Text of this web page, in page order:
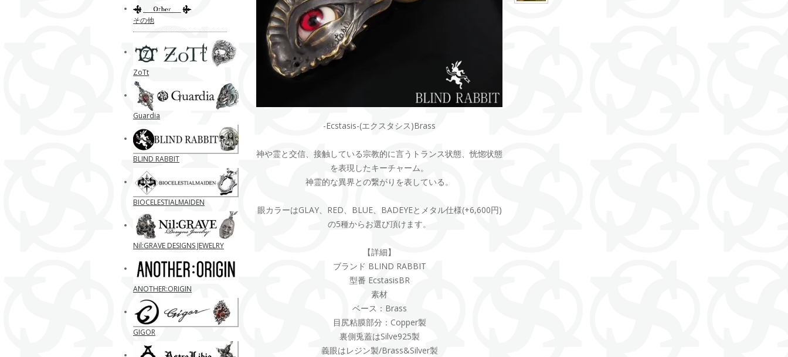
-Ecstasis-(エクスタシス)Brass
神や霊と交信、接触している宗教的に言うトランス状態、恍惚状態
を表現したキーチャーム。
神霊的な異界との繋がりを表している。
眼カラーはGLAY、RED、BLUE、BADEYEとメタル仕様(+6,600円)
の5種からお選び頂けます。
【詳細】
ブランド BLIND RABBIT
型番 EcstasisBR
素材
ベース：Brass
目尻粘膜部分：Copper製
裏側兎蓋はSilve925製
義眼はレジン製/Brass&Silver製
その他
ZoTt
Guardia
BLIND RABBIT
BIOCELESTIALMAIDEN
Nil:GRAVE DESIGNS JEWELRY
ANOTHER:ORIGIN
GIGOR